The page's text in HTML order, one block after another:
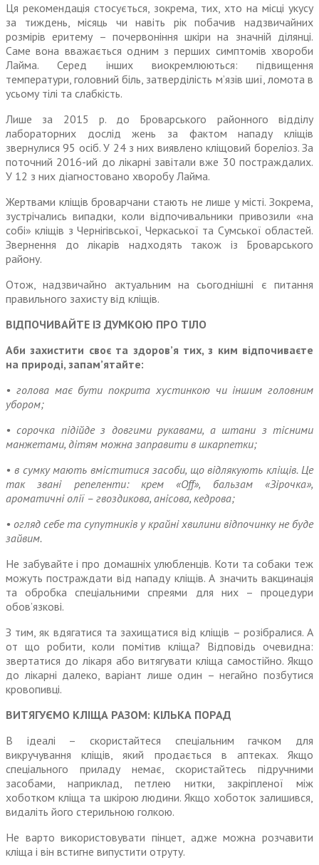
Ця рекомендація стосується, зокрема, тих, хто на місці укусу
за тиждень, місяць чи навіть рік побачив надзвичайних
розмірів еритему – почервоніння шкіри на значній ділянці.
Саме вона вважається одним з перших симптомів хвороби
Лайма. Серед інших виокремлюються: підвищення
температури, головний біль, затверділість м’язів шиї, ломота в
усьому тілі та слабкість.
Лише за 2015 р. до Броварського районного відділу
лабораторних дослід жень за фактом нападу кліщів
звернулися 95 осіб. У 24 з них виявлено кліщовий бореліоз. За
поточний 2016-ий до лікарні завітали вже 30 постраждалих.
У 12 з них діагностовано хворобу Лайма.
Жертвами кліщів броварчани стають не лише у місті. Зокрема,
зустрічались випадки, коли відпочивальники привозили «на
собі» кліщів з Чернігівської, Черкаської та Сумської областей.
Звернення до лікарів надходять також із Броварського
району.
Отож, надзвичайно актуальним на сьогоднішні є питання
правильного захисту від кліщів.
ВІДПОЧИВАЙТЕ ІЗ ДУМКОЮ ПРО ТІЛО
Аби захистити своє та здоров’я тих, з ким відпочиваєте
на природі, запам’ятайте:
• голова має бути покрита хустинкою чи іншим головним
убором;
• сорочка підійде з довгими рукавами, а штани з тісними
манжетами, дітям можна заправити в шкарпетки;
• в сумку мають вміститися засоби, що відлякують кліщів. Це
так звані репеленти: крем «Off», бальзам «Зірочка»,
ароматичні олії – гвоздикова, анісова, кедрова;
• огляд себе та супутників у крайні хвилини відпочинку не буде
зайвим.
Не забувайте і про домашніх улюбленців. Коти та собаки теж
можуть постраждати від нападу кліщів. А значить вакцинація
та обробка спеціальними спреями для них – процедури
обов’язкові.
З тим, як вдягатися та захищатися від кліщів – розібралися. А
от що робити, коли помітив кліща? Відповідь очевидна:
звертатися до лікаря або витягувати кліща самостійно. Якщо
до лікарні далеко, варіант лише один – негайно позбутися
кровопивці.
ВИТЯГУЄМО КЛІЩА РАЗОМ: КІЛЬКА ПОРАД
В ідеалі – скористайтеся спеціальним гачком для
викручування кліщів, який продається в аптеках. Якщо
спеціального приладу немає, скористайтесь підручними
засобами, наприклад, петлею нитки, закріпленої між
хоботком кліща та шкірою людини. Якщо хоботок залишився,
видаліть його стерильною голкою.
Не варто використовувати пінцет, адже можна розчавити
кліща і він встигне випустити отруту.